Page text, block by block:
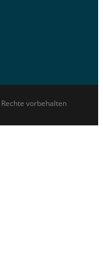
vorbehalten